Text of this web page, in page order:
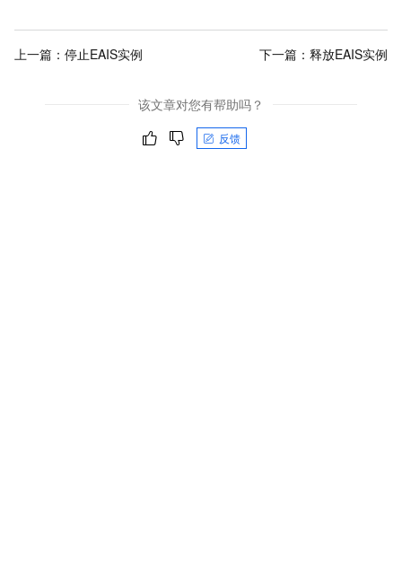
上一篇： 停止EAIS实例 下一篇： 释放EAIS实例
该文章对您有帮助吗？
反馈